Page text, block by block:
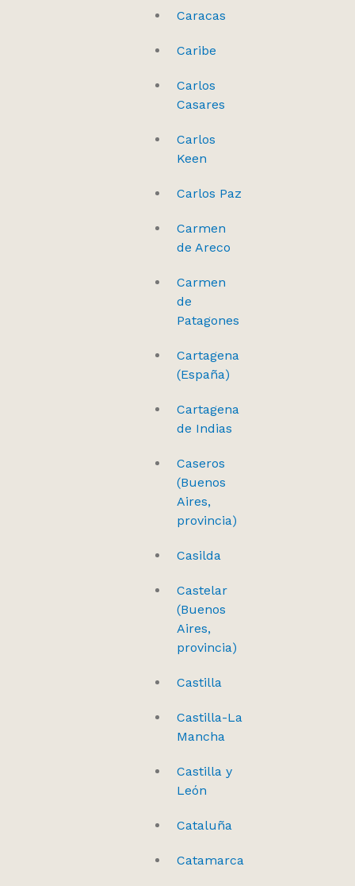
Caracas
Caribe
Carlos
Casares
Carlos
Keen
Carlos Paz
Carmen
de Areco
Carmen
de
Patagones
Cartagena
(España)
Cartagena
de Indias
Caseros
(Buenos
Aires,
provincia)
Casilda
Castelar
(Buenos
Aires,
provincia)
Castilla
Castilla-La
Mancha
Castilla y
León
Cataluña
Catamarca